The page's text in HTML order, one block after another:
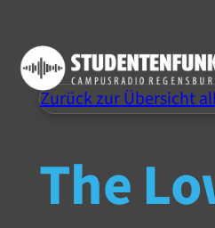
Zurück zur Übersicht
The